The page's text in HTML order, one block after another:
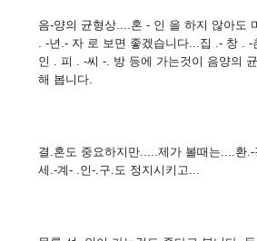
음-양의 균형상....혼 - 인 을 하지 않아도
. -년.- 자 로 보면 좋겠습니다...집 .- 창 .
인 . 피 . -씨 -. 방 등에 가는것이 음양의
해 봅니다.
결.혼도 중요하지만.....제가 볼때는....환
세.-계- .인-.구.도 정지시키고...